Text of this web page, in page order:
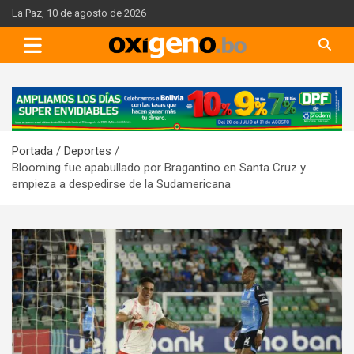
Skip
to
content
La Paz, 10 de agosto de 2026
A
d
e
r
t
s
e
m
e
n
t
Portada
Deportes
Blooming fue apabullado por Bragantino en Santa Cruz y
empieza a despedirse de la Sudamericana